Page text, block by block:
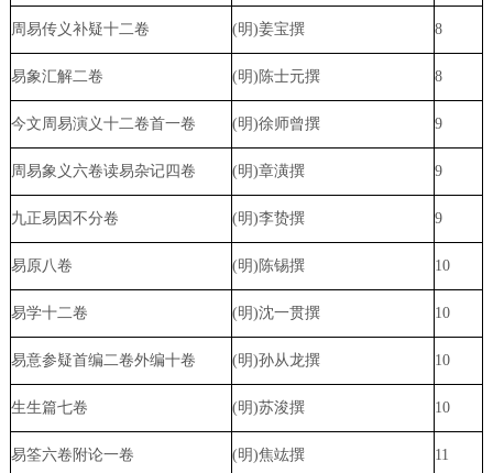
周易传义补疑十二卷 (明)姜宝撰 8
易象汇解二卷 (明)陈士元撰 8
今文周易演义十二卷首一卷 (明)徐师曾撰 9
周易象义六卷读易杂记四卷 (明)章潢撰 9
九正易因不分卷 (明)李贽撰 9
易原八卷 (明)陈锡撰 10
易学十二卷 (明)沈一贯撰 10
易意参疑首编二卷外编十卷 (明)孙从龙撰 10
生生篇七卷 (明)苏浚撰 10
易筌六卷附论一卷 (明)焦竑撰 11